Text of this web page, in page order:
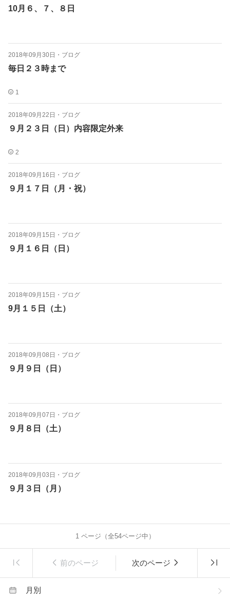
10月６、７、８日
2018年09月30日 ・ ブログ
毎日２３時まで
1
2018年09月22日 ・ ブログ
９月２３日（日）内容限定外来
2
2018年09月16日 ・ ブログ
９月１７日（月・祝）
2018年09月15日 ・ ブログ
９月１６日（日）
2018年09月15日 ・ ブログ
9月１５日（土）
2018年09月08日 ・ ブログ
９月９日（日）
2018年09月07日 ・ ブログ
９月８日（土）
2018年09月03日 ・ ブログ
９月３日（月）
1ページ（全54ページ中）
前のページ 次のページ
月別